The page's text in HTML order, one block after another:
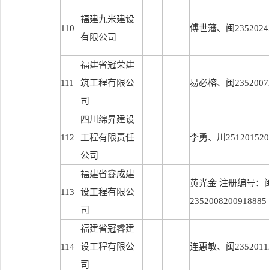
110
福建九米建设
有限公司
傅世藩、闽
111
福建省冠荣建
筑工程有限公
司
易必榕、闽
112
四川绵昇建设
工程有限责任
公司
李勇、川
113
福建省鑫成建
设工程有限公
司
黄光金 注册编号：
2352008200918885
114
福建省冠睿建
设工程有限公
司
连惠敏、闽